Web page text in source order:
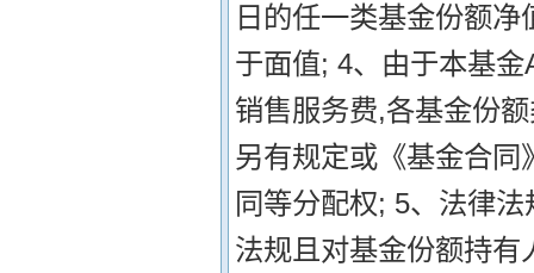
日的任一类基金份额
于面值; 4、由于本基
销售服务费,各基金份
另有规定或《基金合
同等分配权; 5、法律
法规且对基金份额持